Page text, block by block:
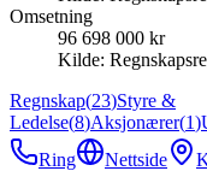
Omsetning
96 698 000 kr
Kilde:
Regnskap(23)Styre &
Ledelse(8)Aksjonærer(1)
Ring
Nettside